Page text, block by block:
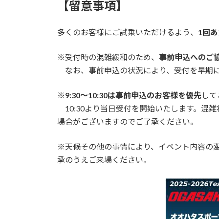
【留意事項】
多くのお客様にご試乗いただけるよう、 1回
※受付時の混雑緩和のため、 事前申込へのご
なお、事前申込の状況により、受付を早期
※9:30〜10:30は事前申込のお客様を優先し
10:30より当日受付を開始いたします。混
場合がございますのでご了承ください。
※天候その他の事情により、イベント内容の
承のうえご来場ください。